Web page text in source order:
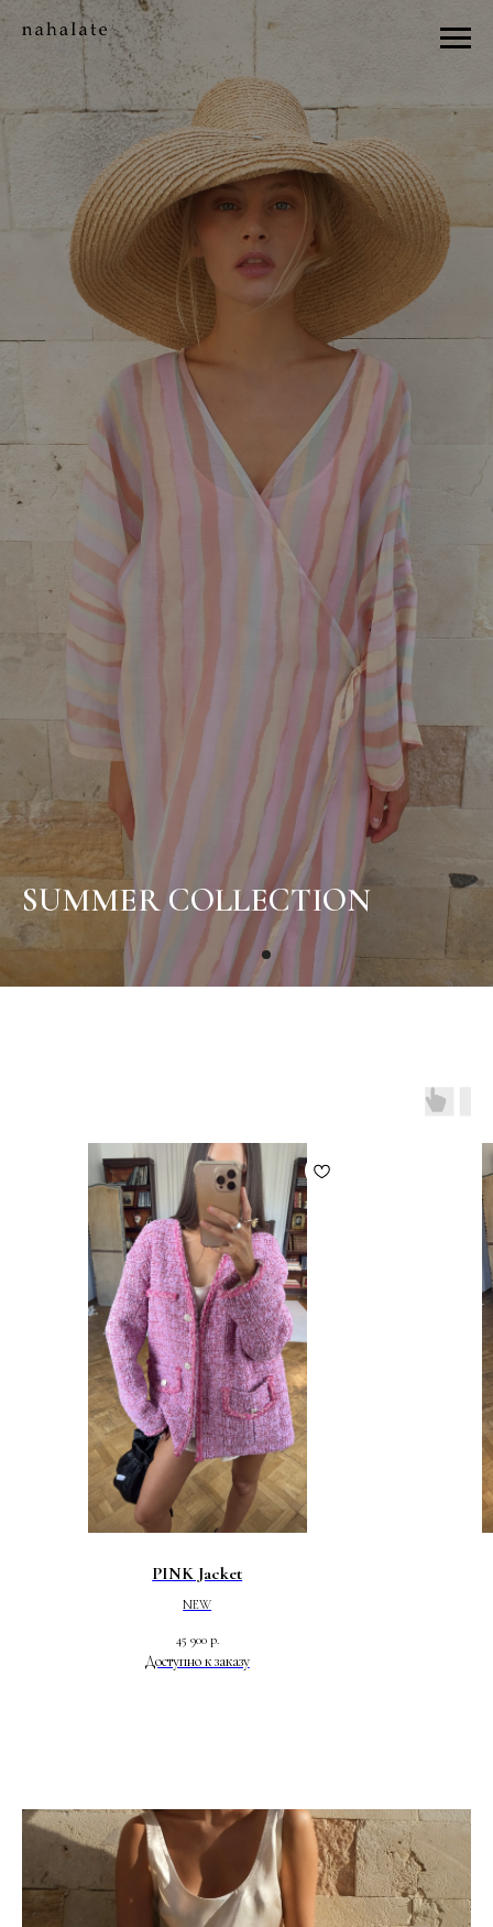
PINK Jacket
NEW
45 900 р.